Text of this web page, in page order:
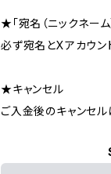
★「宛名（ニックネーム
必ず宛名とXアカウン
★キャンセル
ご入金後のキャンセ